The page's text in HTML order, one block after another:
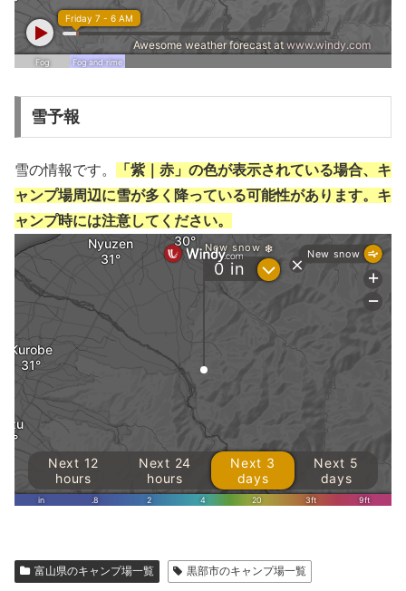
雪予報
雪の情報です。
「紫｜赤」の色が表示されている場合、キ
ャンプ場周辺に雪が多く降っている可能性があります。キ
ャンプ時には注意してください。
富山県のキャンプ場一覧 黒部市のキャンプ場一覧